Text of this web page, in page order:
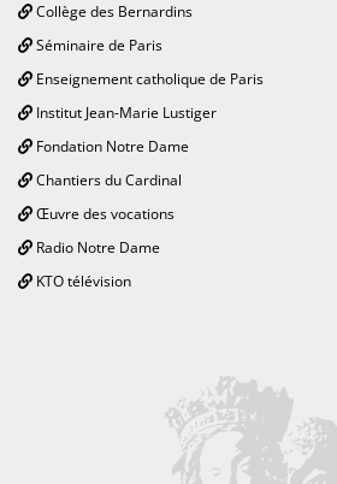
Collège des Bernardins
Séminaire de Paris
Enseignement catholique de Paris
Institut Jean-Marie Lustiger
Fondation Notre Dame
Chantiers du Cardinal
Œuvre des vocations
Radio Notre Dame
KTO télévision